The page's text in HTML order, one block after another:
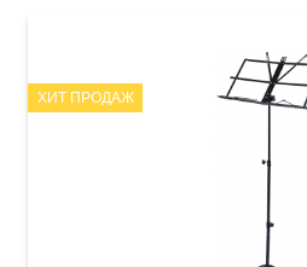
ХИТ ПРОДАЖ